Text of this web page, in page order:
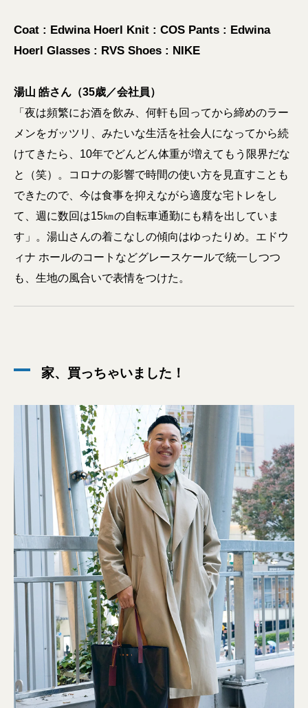
Coat : Edwina Hoerl Knit : COS Pants : Edwina
Hoerl Glasses : RVS Shoes : NIKE
湯山 皓さん（35歳／会社員）
「夜は頻繁にお酒を飲み、何軒も回ってから締めのラー
メンをガッツリ、みたいな生活を社会人になってから続
けてきたら、10年でどんどん体重が増えてもう限界だな
と（笑）。コロナの影響で時間の使い方を見直すことも
できたので、今は食事を抑えながら適度な宅トレをし
て、週に数回は15㎞の自転車通勤にも精を出していま
す」。湯山さんの着こなしの傾向はゆったりめ。エドウ
ィナ ホールのコートなどグレースケールで統一しつつ
も、生地の風合いで表情をつけた。
家、買っちゃいました！